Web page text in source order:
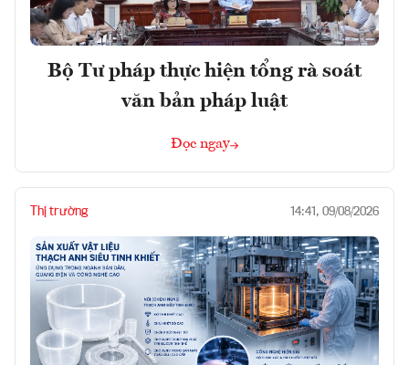
Bộ Tư pháp thực hiện tổng rà soát
văn bản pháp luật
Đọc ngay
Thị trường 14:41, 09/08/2026